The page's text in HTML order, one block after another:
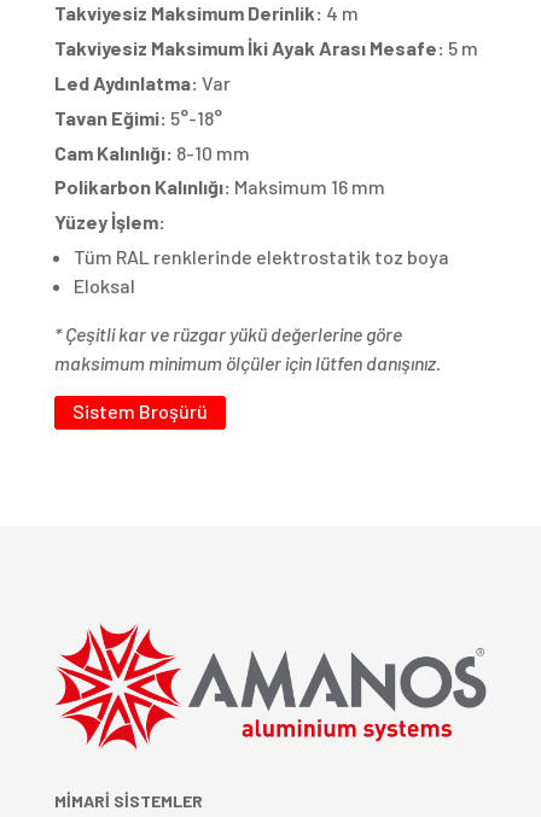
Takviyesiz Maksimum Derinlik: 4 m
Takviyesiz Maksimum İki Ayak Arası Mesafe: 5 m
Led Aydınlatma: Var
Tavan Eğimi: 5°-18°
Cam Kalınlığı: 8-10 mm
Polikarbon Kalınlığı: Maksimum 16 mm
Yüzey İşlem:
Tüm RAL renklerinde elektrostatik toz boya
Eloksal
* Çeşitli kar ve rüzgar yükü değerlerine göre
maksimum minimum ölçüler için lütfen danışınız.
Sistem Broşürü
MİMARİ SİSTEMLER